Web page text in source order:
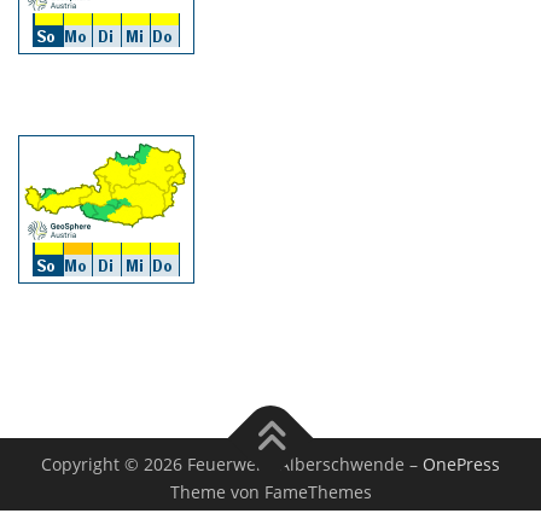
Copyright © 2026 Feuerwehr Alberschwende – OnePress
Theme von FameThemes